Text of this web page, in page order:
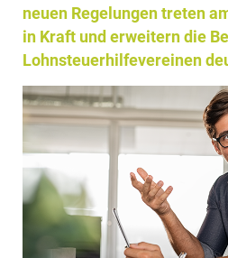
neuen Regelungen treten
in Kraft und erweitern die
Lohnsteuerhilfevereinen